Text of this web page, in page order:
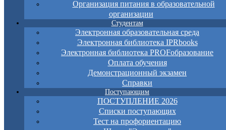
Организация питания в образовательной
организации
Студентам
Электронная образовательная среда
Электронная библиотека IPRbooks
Электронная библиотека PROFобразование
Оплата обучения
Демонстрационный экзамен
Справки
Поступающим
ПОСТУПЛЕНИЕ 2026
Списки поступающих
Тест на профориентацию